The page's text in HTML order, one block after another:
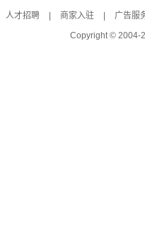
人才招聘 商家入驻 广告服
Copyright © 2004-